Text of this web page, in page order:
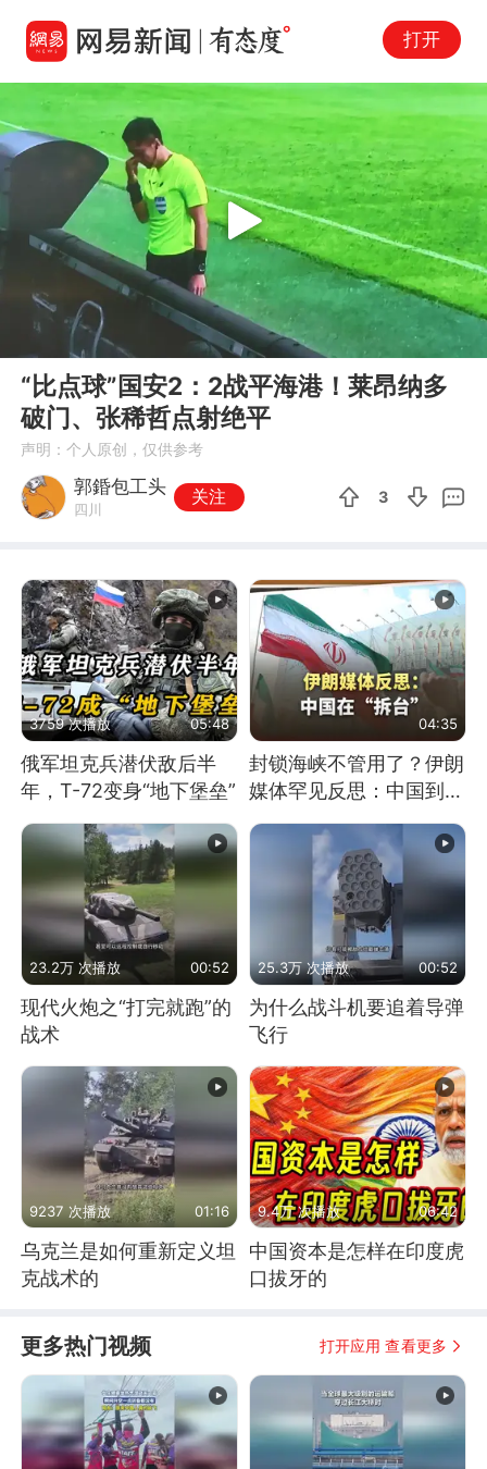
打开
Play
“比点球”国安2：2战平海港！莱昂纳多
破门、张稀哲点射绝平
声明：个人原创，仅供参考
郭錉包工头
四川
关注 3
3759 次播放 05:48
俄军坦克兵潜伏敌后半
年，T-72变身“地下堡垒”
04:35
封锁海峡不管用了？伊朗
媒体罕见反思：中国到底
23.2万 次播放 00:52
现代火炮之“打完就跑”的
战术
25.3万 次播放 00:52
为什么战斗机要追着导弹
飞行
9237 次播放 01:16
乌克兰是如何重新定义坦
克战术的
9.4万 次播放 06:42
中国资本是怎样在印度虎
口拔牙的
更多热门视频 打开应用 查看更多